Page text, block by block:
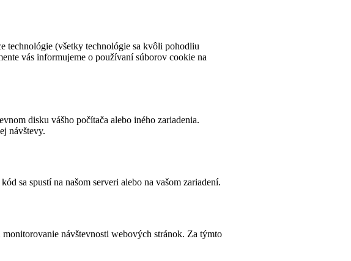
technológie (všetky technológie sa kvôli pohodliu
vás informujeme o používaní súborov cookie na
disku vášho počítača alebo iného zariadenia.
návštevy.
sa spustí na našom serveri alebo na vašom zariadení.
návštevnosti webových stránok. Za týmto